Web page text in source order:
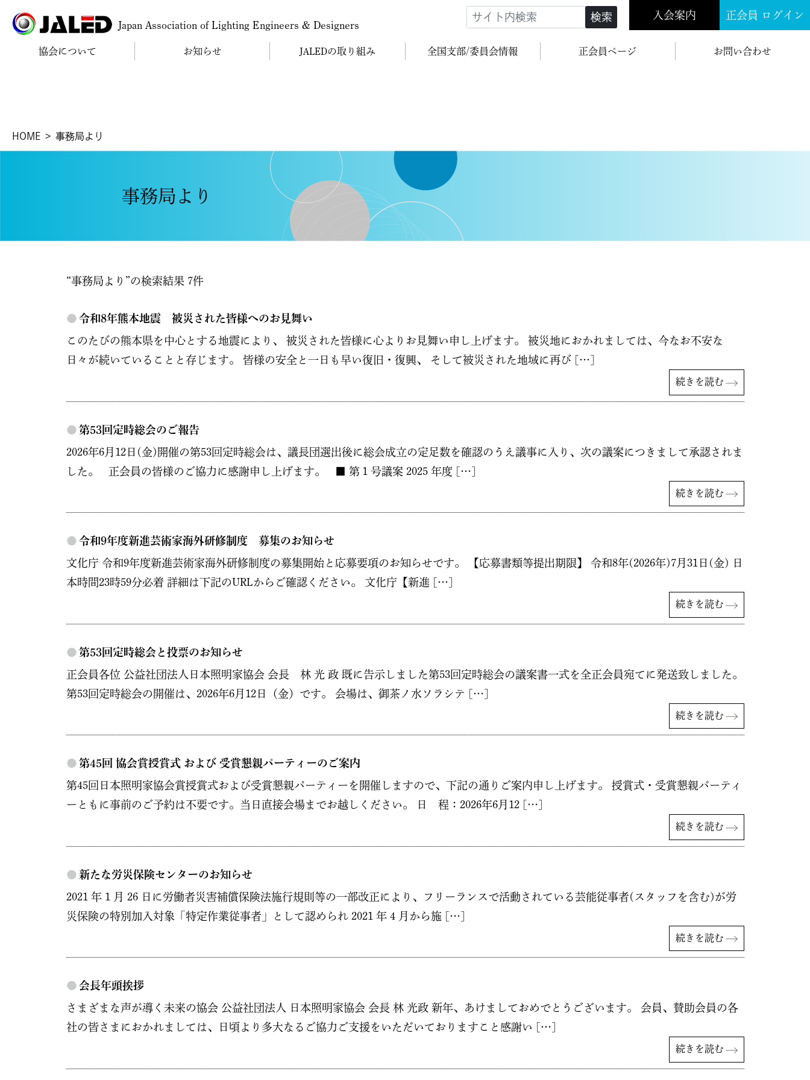
Japan Association of Lighting Engineers & Designers
検索 入会案内 正会員 ログイン
協会について お知らせ JALEDの取り組み 全国支部/委員会情報 正会員ページ お問い合わせ
HOME 事務局より
事務局より
“事務局より”の検索結果 7件
● 令和8年熊本地震 被災された皆様へのお見舞い
このたびの熊本県を中心とする地震により、 被災された皆様に心よりお見舞い申し上げます。 被災地におかれましては、今なお不安な
日々が続いていることと存じます。 皆様の安全と一日も早い復旧・復興、 そして被災された地域に再び […]
続きを読む
● 第53回定時総会のご報告
2026年6月12日(金)開催の第53回定時総会は、議長団選出後に総会成立の定足数を確認のうえ議事に入り、次の議案につきまして承認されま
した。 正会員の皆様のご協力に感謝申し上げます。 ■ 第１号議案 2025 年度 […]
続きを読む
● 令和9年度新進芸術家海外研修制度 募集のお知らせ
文化庁 令和9年度新進芸術家海外研修制度の募集開始と応募要項のお知らせです。 【応募書類等提出期限】 令和8年(2026年)7月31日(金) 日
本時間23時59分必着 詳細は下記のURLからご確認ください。 文化庁【新進 […]
続きを読む
● 第53回定時総会と投票のお知らせ
正会員各位 公益社団法人日本照明家協会 会長 林 光 政 既に告示しました第53回定時総会の議案書一式を全正会員宛てに発送致しました。
第53回定時総会の開催は、2026年6月12日（金）です。 会場は、御茶ノ水ソラシテ […]
続きを読む
● 第45回 協会賞授賞式 および 受賞懇親パーティーのご案内
第45回日本照明家協会賞授賞式および受賞懇親パーティーを開催しますので、下記の通りご案内申し上げます。 授賞式・受賞懇親パーティ
ーともに事前のご予約は不要です。当日直接会場までお越しください。 日 程：2026年6月12 […]
続きを読む
● 新たな労災保険センターのお知らせ
2021 年 1 月 26 日に労働者災害補償保険法施行規則等の一部改正により、フリーランスで活動されている芸能従事者(スタッフを含む)が労
災保険の特別加入対象「特定作業従事者」として認められ 2021 年 4 月から施 […]
続きを読む
● 会長年頭挨拶
さまざまな声が導く未来の協会 公益社団法人 日本照明家協会 会長 林 光政 新年、あけましておめでとうございます。 会員、賛助会員の各
社の皆さまにおかれましては、日頃より多大なるご協力ご支援をいただいておりますこと感謝い […]
続きを読む